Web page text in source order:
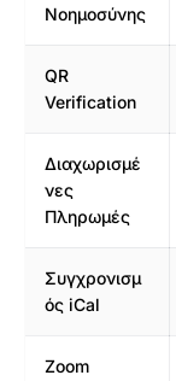
Νοημοσύνης
QR
Verification
Διαχωρισμέ
νες
Πληρωμές
Συγχρονισμ
ός iCal
Zoom